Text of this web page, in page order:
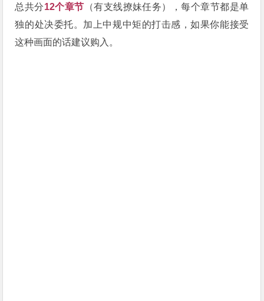
总共分12个章节 （有支线撩妹任务），每个章节都是单
独的处决委托。加上中规中矩的打击感，如果你能接受
这种画面的话建议购入。